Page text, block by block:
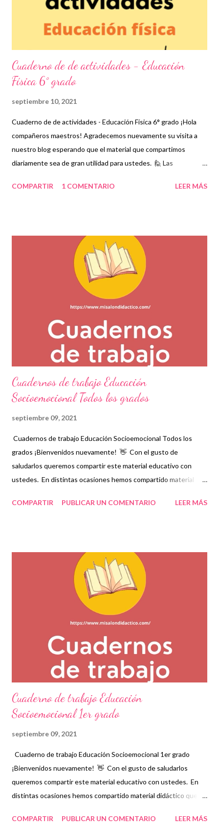
mejorar sus habilidades motrices. Para este día les ...
Cuaderno de de actividades - Educación
Física 6° grado
septiembre 10, 2021
Cuaderno de de actividades - Educación Física 6° grado ¡Hola
compañeros maestros! Agradecemos nuevamente su visita a
nuestro blog esperando que el material que compartimos
diariamente sea de gran utilidad para ustedes. 🙋 Las
desarrollo interactivo de los estudiantes no sólo porque se
todas las personas que practiquen actividades físicas. En la
asignatura de educación física se han estableciendo estrategias
que se llevan a cabo mediante prácticas deportivas que van más
allá de simples ejercicios ya que ahora es más común y mejor de
hecho, que los estudiantes se interesen en algún deporte que
mejorar sus habilidades motrices. Para este día les ...
COMPARTIR 1 COMENTARIO LEER MÁS
Cuadernos de trabajo Educación
Socioemocional Todos los grados
septiembre 09, 2021
Cuadernos de trabajo Educación Socioemocional Todos los
grados ¡Bienvenidos nuevamente! 👋 Con el gusto de
saludarlos queremos compartir este material educativo con
ustedes. En distintas ocasiones hemos compartido material
ayudan a fortalecer los aprendizajes que día a día adquieren los
compartir una amplia gama de material como lo son estos
cuadernos de trabajo que contienen temas indispensables para
la educación socioemocional de los niños. Esperamos que este
material sea de gran ayuda y agradecemos a los autores
recordando que nosotros únicamente lo compartimos con fines
acuerdo al grado de tu interés 👇 Cuaderno de trabajo
Educación Socioemocional 1...
COMPARTIR PUBLICAR UN COMENTARIO LEER MÁS
Cuaderno de trabajo Educación
Socioemocional 1er grado
septiembre 09, 2021
Cuaderno de trabajo Educación Socioemocional 1er grado
¡Bienvenidos nuevamente! 👋 Con el gusto de saludarlos
queremos compartir este material educativo con ustedes. En
distintas ocasiones hemos compartido material didáctico que
fortalecer los aprendizajes que día a día adquieren los niños.
COMPARTIR PUBLICAR UN COMENTARIO LEER MÁS